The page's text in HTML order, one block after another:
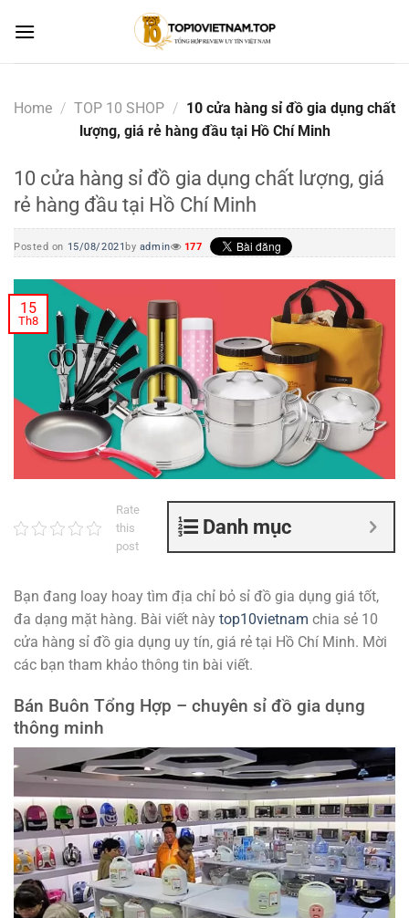
Home / TOP 10 SHOP / 10 cửa hàng sỉ đồ gia dụng chất
lượng, giá rẻ hàng đầu tại Hồ Chí Minh
10 cửa hàng sỉ đồ gia dụng chất lượng, giá
rẻ hàng đầu tại Hồ Chí Minh
Posted on 15/08/2021 by admin 177
15
Th8
Danh mục
Rate
this
post
Bạn đang loay hoay tìm địa chỉ bỏ sỉ đồ gia dụng giá tốt,
đa dạng mặt hàng. Bài viết này top10vietnam chia sẻ 10
cửa hàng sỉ đồ gia dụng uy tín, giá rẻ tại Hồ Chí Minh. Mời
các bạn tham khảo thông tin bài viết.
Bán Buôn Tổng Hợp – chuyên sỉ đồ gia dụng
thông minh